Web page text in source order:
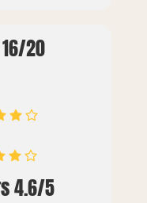
20
4.6/5